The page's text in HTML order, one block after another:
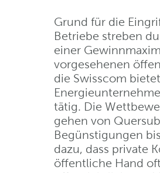
Grund für die
Betriebe streben
einer
vorgesehenen
die Swisscom
tätig. Die
gehen von
Begünstigungen
dazu, dass private
öffentliche Hand